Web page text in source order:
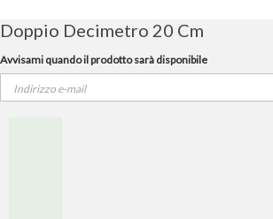
galleria
di
immagini
Doppio Decimetro 20 Cm
Avvisami quando il prodotto sarà disponibile